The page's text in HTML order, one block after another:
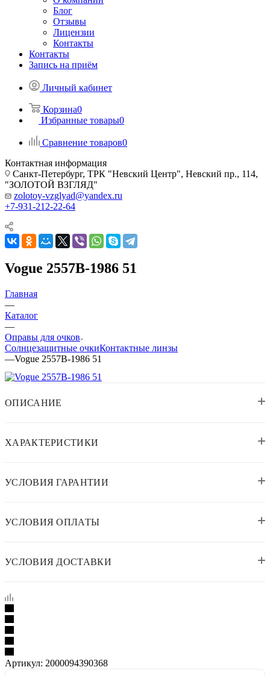
Блог
Отзывы
Лицензии
Контакты
Контакты
Запись на приём
Личный кабинет
Корзина0
Избранные товары0
Сравнение товаров0
Контактная информация
Санкт-Петербург, ТРК "Невский Центр", Невский пр., 114,
"ЗОЛОТОЙ ВЗГЛЯД"
zolotoy-vzglyad@yandex.ru
+7-931-212-22-64
Vogue 2557B-1986 51
Главная
—
Каталог
—
Оправы для очков
Солнцезащитные очкиКонтактные линзы
—Vogue 2557B-1986 51
ОПИСАНИЕ
ХАРАКТЕРИСТИКИ
УСЛОВИЯ ГАРАНТИИ
УСЛОВИЯ ОПЛАТЫ
УСЛОВИЯ ДОСТАВКИ
Артикул: 2000094390368